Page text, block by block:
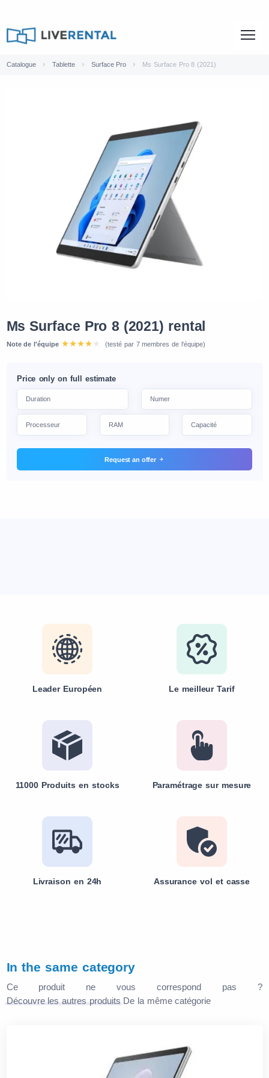
Catalogue Tablette Surface Pro Ms Surface Pro 8 (2021)
Ms Surface Pro 8 (2021) rental
Note de l'équipe (testé par 7 membres de l'équipe)
Price only on full estimate
Request an offer
Leader Européen Le meilleur Tarif
11000 Produits en stocks Paramétrage sur mesure
Livraison en 24h Assurance vol et casse
In the same category
Ce produit ne vous correspond pas ?
Découvre les autres produits De la même catégorie